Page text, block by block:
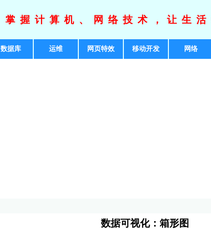
掌握计算机、网络技术，让生活
数据库 运维 网页特效 移动开发 网络
数据可视化：箱形图